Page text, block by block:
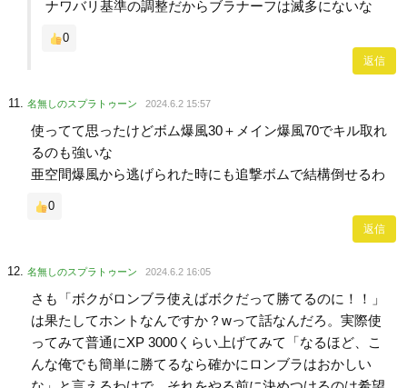
ナワバリ基準の調整だからブラナーフは滅多にないな
0
返信
名無しのスプラトゥーン 2024.6.2 15:57
使ってて思ったけどボム爆風30＋メイン爆風70でキル取れ
るのも強いな
亜空間爆風から逃げられた時にも追撃ボムで結構倒せるわ
0
返信
名無しのスプラトゥーン 2024.6.2 16:05
さも「ボクがロンブラ使えばボクだって勝てるのに！！」
は果たしてホントなんですか？wって話なんだろ。実際使
ってみて普通にXP 3000くらい上げてみて「なるほど、こ
んな俺でも簡単に勝てるなら確かにロンブラはおかしい